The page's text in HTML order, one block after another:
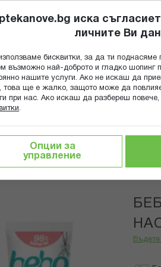
ГРИЖА ЗА МАЙКАТА И ДЕТЕТО
Бъдете
иска
личните Ви
бисквитки, за да ти поднасяме
възможно най-доброто и гладко шопинг
нашите услуги. Ако не искаш да
това ще е жалко, защото може да
при нас. Ако искаш да разбереш повече,
.
Опции за
управление